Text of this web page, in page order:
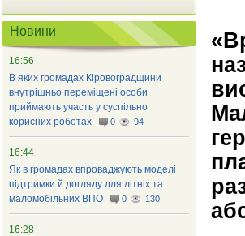
Новини
16:56
В яких громадах Кіровоградщини
внутрішньо переміщені особи
приймають участь у суспільно
корисних роботах
0 94
16:44
Як в громадах впроваджують моделі
підтримки й догляду для літніх та
маломобільних ВПО
0 130
16:28